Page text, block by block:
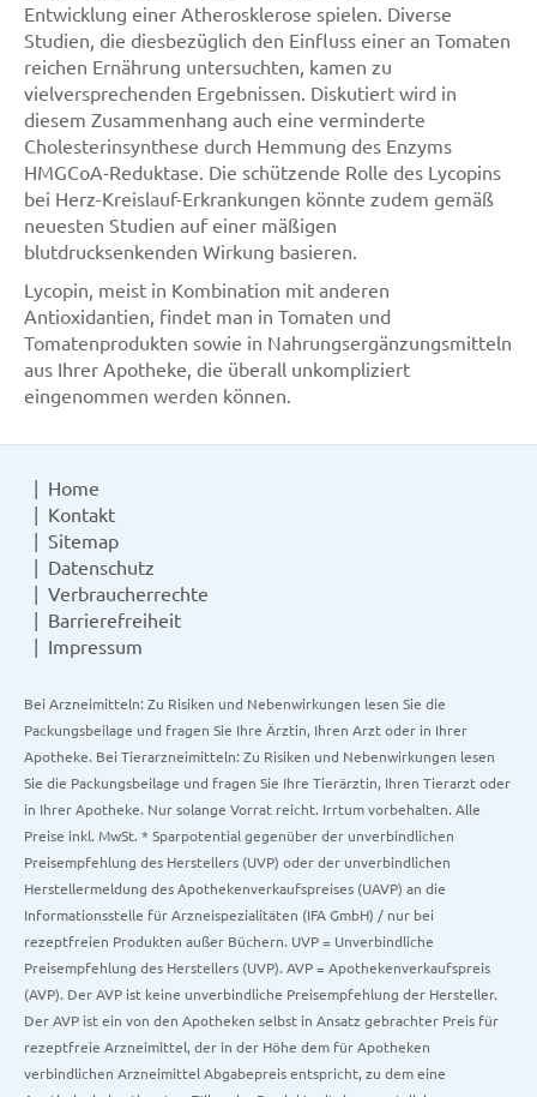
Entwicklung einer Atherosklerose spielen. Diverse
Studien, die diesbezüglich den Einfluss einer an Tomaten
reichen Ernährung untersuchten, kamen zu
vielversprechenden Ergebnissen. Diskutiert wird in
diesem Zusammenhang auch eine verminderte
Cholesterinsynthese durch Hemmung des Enzyms
HMGCoA-Reduktase. Die schützende Rolle des Lycopins
bei Herz-Kreislauf-Erkrankungen könnte zudem gemäß
neuesten Studien auf einer mäßigen
blutdrucksenkenden Wirkung basieren.
Lycopin, meist in Kombination mit anderen
Antioxidantien, findet man in Tomaten und
Tomatenprodukten sowie in Nahrungsergänzungsmitteln
aus Ihrer Apotheke, die überall unkompliziert
eingenommen werden können.
Home
Kontakt
Sitemap
Datenschutz
Verbraucherrechte
Barrierefreiheit
Impressum
Bei Arzneimitteln: Zu Risiken und Nebenwirkungen lesen Sie die
Packungsbeilage und fragen Sie Ihre Ärztin, Ihren Arzt oder in Ihrer
Apotheke. Bei Tierarzneimitteln: Zu Risiken und Nebenwirkungen lesen
Sie die Packungsbeilage und fragen Sie Ihre Tierärztin, Ihren Tierarzt oder
in Ihrer Apotheke. Nur solange Vorrat reicht. Irrtum vorbehalten. Alle
Preise inkl. MwSt. * Sparpotential gegenüber der unverbindlichen
Preisempfehlung des Herstellers (UVP) oder der unverbindlichen
Herstellermeldung des Apothekenverkaufspreises (UAVP) an die
Informationsstelle für Arzneispezialitäten (IFA GmbH) / nur bei
rezeptfreien Produkten außer Büchern. UVP = Unverbindliche
Preisempfehlung des Herstellers (UVP). AVP = Apothekenverkaufspreis
(AVP). Der AVP ist keine unverbindliche Preisempfehlung der Hersteller.
Der AVP ist ein von den Apotheken selbst in Ansatz gebrachter Preis für
rezeptfreie Arzneimittel, der in der Höhe dem für Apotheken
verbindlichen Arzneimittel Abgabepreis entspricht, zu dem eine